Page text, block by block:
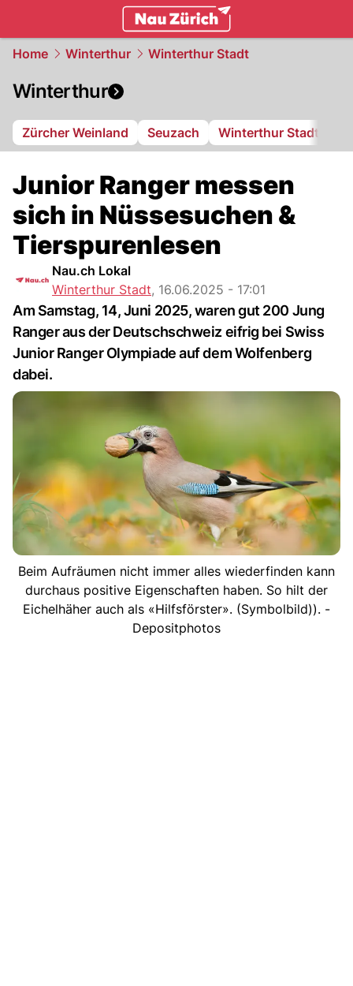
Home Winterthur Winterthur Stadt
Winterthur
Zürcher Weinland Seuzach Winterthur Stadt
Junior Ranger messen
sich in Nüssesuchen &
Tierspurenlesen
Nau.ch Lokal
Winterthur Stadt, 16.06.2025 - 17:01
Am Samstag, 14, Juni 2025, waren gut 200 Jung
Ranger aus der Deutschschweiz eifrig bei Swiss
Junior Ranger Olympiade auf dem Wolfenberg
dabei.
Beim Aufräumen nicht immer alles wiederfinden kann
durchaus positive Eigenschaften haben. So hilt der
Eichelhäher auch als «Hilfsförster». (Symbolbild)). -
Depositphotos